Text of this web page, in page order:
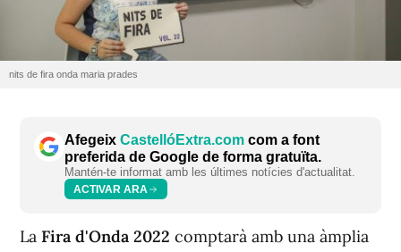
nits de fira onda maria prades
Afegeix CastellóExtra.com com a font
preferida de Google de forma gratuïta.
Mantén-te informat amb les últimes notícies d'actualitat.
ACTIVAR ARA
La Fira d'Onda 2022 comptarà amb una àmplia